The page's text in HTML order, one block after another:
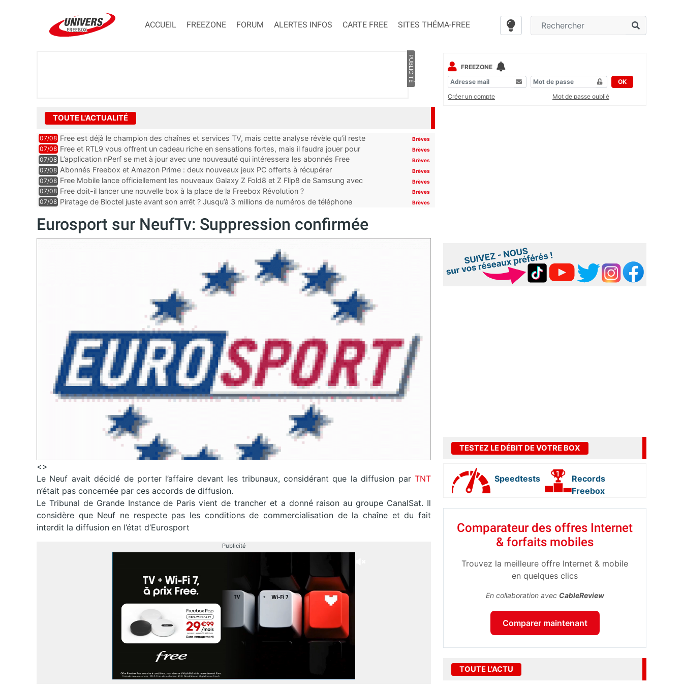
ACCUEIL FREEZONE FORUM ALERTES INFOS CARTE FREE SITES THÉMA-FREE
PUBLICITÉ
TOUTE L'ACTUALITÉ
07/08 Free est déjà le champion des chaînes et services TV, mais cette analyse révèle qu’il reste
encore au moin...
Brèves
07/08 Free et RTL9 vous offrent un cadeau riche en sensations fortes, mais il faudra jouer pour
l’obtenir
Brèves
07/08 L’application nPerf se met à jour avec une nouveauté qui intéressera les abonnés Free
Mobile, Orange, SFR ...
Brèves
07/08 Abonnés Freebox et Amazon Prime : deux nouveaux jeux PC offerts à récupérer Brèves
07/08 Free Mobile lance officiellement les nouveaux Galaxy Z Fold8 et Z Flip8 de Samsung avec
des promos et des cadeaux
Brèves
07/08 Free doit-il lancer une nouvelle box à la place de la Freebox Révolution ? Brèves
07/08 Piratage de Bloctel juste avant son arrêt ? Jusqu’à 3 millions de numéros de téléphone
Brèves
Eurosport sur NeufTv: Suppression confirmée
<>
Le Neuf avait décidé de porter l’affaire devant les tribunaux, considérant que la diffusion parTNT
n’était pas concernée par ces accords de diffusion.
Le Tribunal de Grande Instance de Paris vient de trancher et a donné raison au groupe CanalSat. Il
considère que Neuf ne respecte pas les conditions de commercialisation de la chaîne et du fait
interdit la diffusion en l’état d’Eurosport
Publicité
FREEZONE
OK
Créer un compte
Mot de passe oublié
TESTEZ LE DÉBIT DE VOTRE BOX
Speedtests
Records
Freebox
Comparateur des offres Internet
& forfaits mobiles
Trouvez la meilleure offre Internet & mobile
en quelques clics
En collaboration avec CableReview
Comparer maintenant
TOUTE L'ACTU